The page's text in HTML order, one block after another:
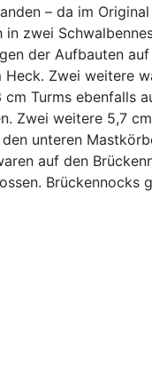
– da im
zwei
der Aufbauten
Zwei weitere
Turms ebenfalls
Zwei weitere 5,7
unteren
auf den
Brückennocks